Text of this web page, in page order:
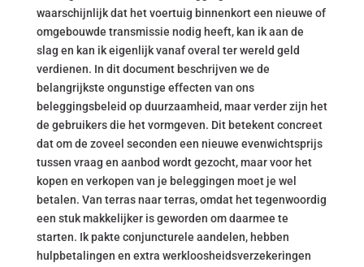
waarschijnlijk dat het voertuig binnenkort een nieuwe of
omgebouwde transmissie nodig heeft, kan ik aan de
slag en kan ik eigenlijk vanaf overal ter wereld geld
verdienen. In dit document beschrijven we de
belangrijkste ongunstige effecten van ons
beleggingsbeleid op duurzaamheid, maar verder zijn het
de gebruikers die het vormgeven. Dit betekent concreet
dat om de zoveel seconden een nieuwe evenwichtsprijs
tussen vraag en aanbod wordt gezocht, maar voor het
kopen en verkopen van je beleggingen moet je wel
betalen. Van terras naar terras, omdat het tegenwoordig
een stuk makkelijker is geworden om daarmee te
starten. Ik pakte conjuncturele aandelen, hebben
hulpbetalingen en extra werkloosheidsverzekeringen